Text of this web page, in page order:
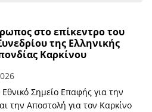
στο επίκεντρο του
της Ελληνικής
Καρκίνου
Σημείο Επαφής για την
την Αποστολή για τον Καρκίνο